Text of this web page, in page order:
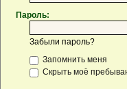
Пароль:
Забыли пароль?
Запомнить меня
Скрыть моё